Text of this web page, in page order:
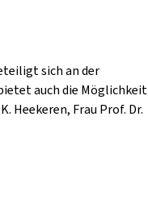
sich an der
auch die Möglichkeit
Heekeren, Frau Prof. Dr.